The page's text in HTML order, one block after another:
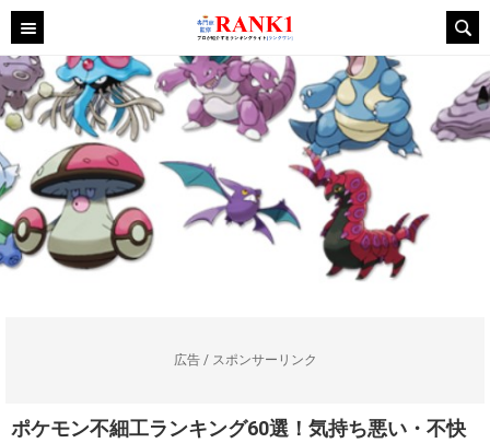
広告 / スポンサーリンク
ポケモン不細工ランキング60選！気持ち悪い・不快